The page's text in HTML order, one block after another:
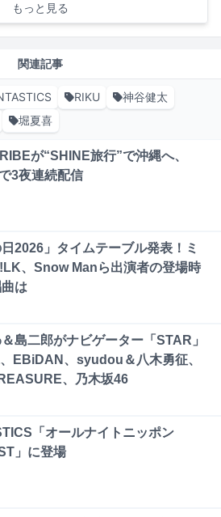
もっと見る
関連記事
RIKU
神谷健太
堀夏喜
が“SHINE旅行”で沖縄へ、
3夜連続配信
日2026」タイムテーブル発表！ミ
、Snow Manら出演者の登場時
は
島二郎がナビゲーター「STAR」
EBiDAN、syudou＆八木勇征、
、乃木坂46
「オールナイトニッポン
」に登場